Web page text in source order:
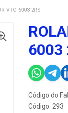
VTO 6003 2RS
6003
Código do
Código: 293